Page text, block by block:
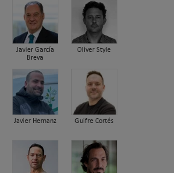
Javier García
Breva
Oliver Style
Javier Hernanz Guifre Cortés